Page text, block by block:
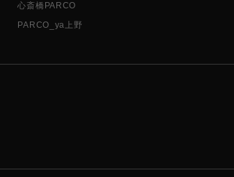
心斎橋PARCO
PARCO_ya上野